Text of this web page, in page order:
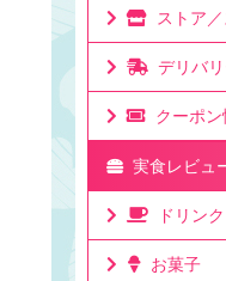
ストア
デリバ
クーポン
実食レビュ
ドリンク
お菓子